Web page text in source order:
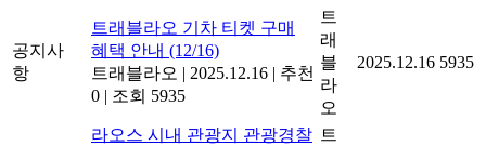
공지사
항
트래블라오 기차 티켓 구매
혜택 안내 (12/16)
트래블라오 | 2025.12.16 | 추천
0 | 조회 5935
트
래
블
라
오
2025.12.16 5935
라오스 시내 관광지 관광경찰 트